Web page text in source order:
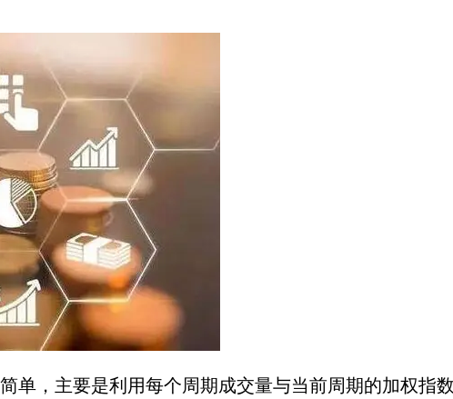
，主要是利用每个周期成交量与当前周期的加权指数